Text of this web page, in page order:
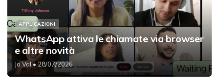
APPLICAZIONI
WhatsApp attiva le chiamate via browser
e altre novità
Jo Val• 28/07/2026